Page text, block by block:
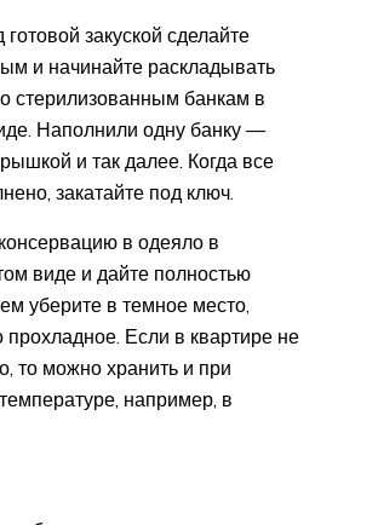
закуской сделайте
и начинайте раскладывать
стерилизованным банкам в
Наполнили одну банку —
и так далее. Когда все
закатайте под ключ.
в одеяло в
виде и дайте полностью
уберите в темное место,
прохладное. Если в квартире не
то можно хранить и при
например, в